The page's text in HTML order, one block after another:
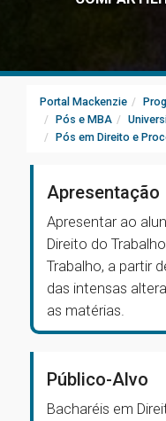
Portal Mackenzie
Pós e MBA
Pós em Direito e
Apresentação
Apresentar ao
Direito do
Trabalho, a partir
das intensas
as matérias.
Público-Alvo
Bacharéis em